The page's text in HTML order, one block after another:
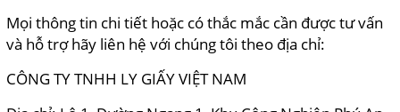
Mọi thông tin chi tiết hoặc có thắc mắc cần được tư vấn
và hỗ trợ hãy liên hệ với chúng tôi theo địa chỉ:
CÔNG TY TNHH LY GIẤY VIỆT NAM